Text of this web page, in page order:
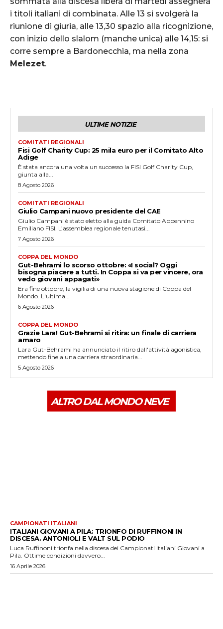
i titoli italiani di combinata. Alle 13 si svolgerà la
riunione di giuria, alle 13,30 spazio alla ricognizione,
con inizio dello slalom (manche unica) alle 14,15: si
corre sempre a Bardonecchia, ma nella zona
Melezet.
ULTIME NOTIZIE
COMITATI REGIONALI
Fisi Golf Charity Cup: 25 mila euro per il Comitato Alto
Adige
È stata ancora una volta un successo la FISI Golf Charity Cup,
giunta alla...
8 Agosto 2026
COMITATI REGIONALI
Giulio Campani nuovo presidente del CAE
Giulio Campani è stato eletto alla guida Comitato Appennino
Emiliano FISI. L’assemblea regionale tenutasi...
7 Agosto 2026
COPPA DEL MONDO
Gut-Behrami lo scorso ottobre: «I social? Oggi
bisogna piacere a tutti. In Coppa si va per vincere, ora
vedo giovani appagati»
Era fine ottobre, la vigilia di una nuova stagione di Coppa del
Mondo. L'ultima...
6 Agosto 2026
COPPA DEL MONDO
Grazie Lara! Gut-Behrami si ritira: un finale di carriera
amaro
Lara Gut-Behrami ha annunciato il ritiro dall'attività agonistica,
mettendo fine a una carriera straordinaria...
5 Agosto 2026
ALTRO DAL MONDO NEVE
CAMPIONATI ITALIANI
ITALIANI GIOVANI A PILA: TRIONFO DI RUFFINONI IN
DISCESA. ANTONIOLI E VALT SUL PODIO
Luca Ruffinoni trionfa nella discesa dei Campionati Italiani Giovani a
Pila. Ottime condizioni davvero...
16 Aprile 2026